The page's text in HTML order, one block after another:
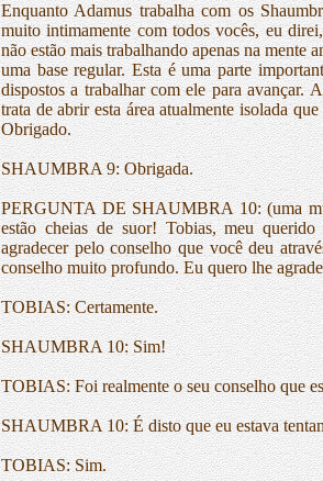
Enquanto Adamus trabalha com os
muito intimamente com todos vocês, eu
não estão mais trabalhando apenas na
uma base regular. Esta é uma parte
dispostos a trabalhar com ele para avançar.
trata de abrir esta área atualmente isolada
Obrigado.
SHAUMBRA 9: Obrigada.
PERGUNTA DE SHAUMBRA 10: (uma
estão cheias de suor! Tobias, meu
agradecer pelo conselho que você deu
conselho muito profundo. Eu quero lhe
TOBIAS: Certamente.
SHAUMBRA 10: Sim!
TOBIAS: Foi realmente o seu conselho que
SHAUMBRA 10: É disto que eu estava
TOBIAS: Sim.